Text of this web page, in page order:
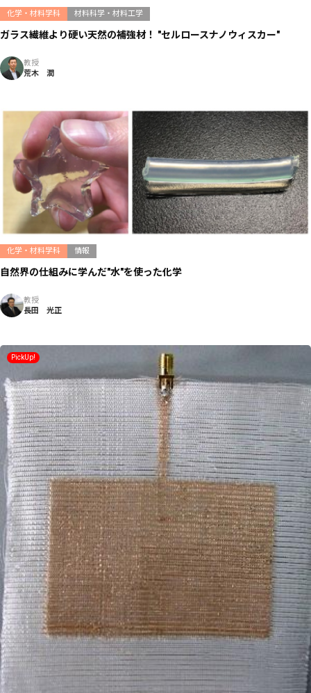
化学・材料学科 材料科学・材料工学
ガラス繊維より硬い天然の補強材！ "セルロースナノウィスカー"
教授
荒木 潤
化学・材料学科 情報
自然界の仕組みに学んだ"水"を使った化学
教授
長田 光正
PickUp!